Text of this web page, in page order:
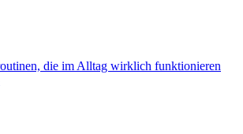
die im Alltag wirklich funktionieren